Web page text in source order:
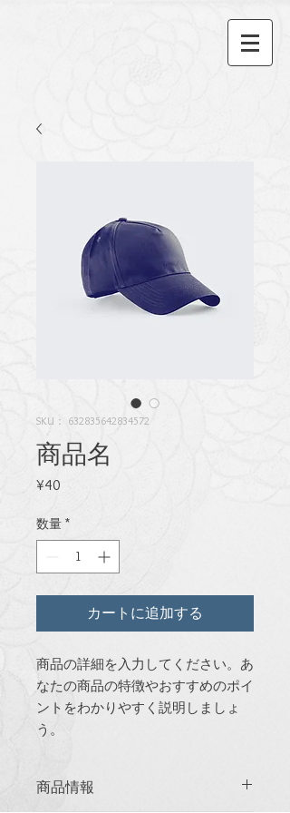
SKU： 632835642834572
商品名
¥40
数量 *
カートに追加する
商品の詳細を入力してください。あ
なたの商品の特徴やおすすめのポイ
ントをわかりやすく説明しましょ
う。
商品情報